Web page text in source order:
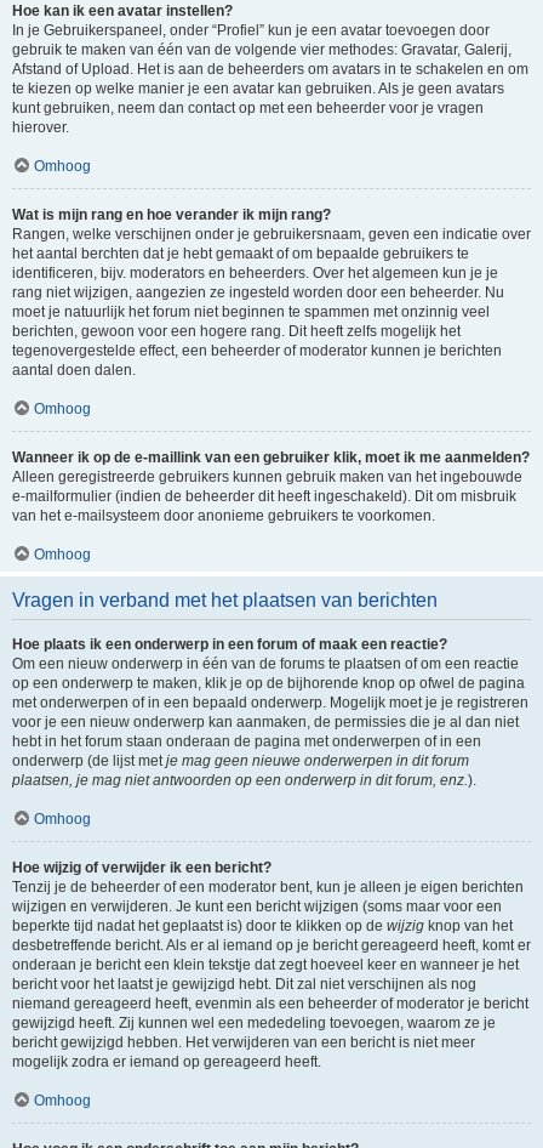
Hoe kan ik een avatar instellen?
In je Gebruikerspaneel, onder “Profiel” kun je een avatar toevoegen door
gebruik te maken van één van de volgende vier methodes: Gravatar, Galerij,
Afstand of Upload. Het is aan de beheerders om avatars in te schakelen en om
te kiezen op welke manier je een avatar kan gebruiken. Als je geen avatars
kunt gebruiken, neem dan contact op met een beheerder voor je vragen
hierover.
Omhoog
Wat is mijn rang en hoe verander ik mijn rang?
Rangen, welke verschijnen onder je gebruikersnaam, geven een indicatie over
het aantal berchten dat je hebt gemaakt of om bepaalde gebruikers te
identificeren, bijv. moderators en beheerders. Over het algemeen kun je je
rang niet wijzigen, aangezien ze ingesteld worden door een beheerder. Nu
moet je natuurlijk het forum niet beginnen te spammen met onzinnig veel
berichten, gewoon voor een hogere rang. Dit heeft zelfs mogelijk het
tegenovergestelde effect, een beheerder of moderator kunnen je berichten
aantal doen dalen.
Omhoog
Wanneer ik op de e-maillink van een gebruiker klik, moet ik me aanmelden?
Alleen geregistreerde gebruikers kunnen gebruik maken van het ingebouwde
e-mailformulier (indien de beheerder dit heeft ingeschakeld). Dit om misbruik
van het e-mailsysteem door anonieme gebruikers te voorkomen.
Omhoog
Vragen in verband met het plaatsen van berichten
Hoe plaats ik een onderwerp in een forum of maak een reactie?
Om een nieuw onderwerp in één van de forums te plaatsen of om een reactie
op een onderwerp te maken, klik je op de bijhorende knop op ofwel de pagina
met onderwerpen of in een bepaald onderwerp. Mogelijk moet je je registreren
voor je een nieuw onderwerp kan aanmaken, de permissies die je al dan niet
hebt in het forum staan onderaan de pagina met onderwerpen of in een
onderwerp (de lijst metje mag geen nieuwe onderwerpen in dit forum
plaatsen, je mag niet antwoorden op een onderwerp in dit forum, enz.).
Omhoog
Hoe wijzig of verwijder ik een bericht?
Tenzij je de beheerder of een moderator bent, kun je alleen je eigen berichten
wijzigen en verwijderen. Je kunt een bericht wijzigen (soms maar voor een
beperkte tijd nadat het geplaatst is) door te klikken op de wijzig knop van het
desbetreffende bericht. Als er al iemand op je bericht gereageerd heeft, komt er
onderaan je bericht een klein tekstje dat zegt hoeveel keer en wanneer je het
bericht voor het laatst je gewijzigd hebt. Dit zal niet verschijnen als nog
niemand gereageerd heeft, evenmin als een beheerder of moderator je bericht
gewijzigd heeft. Zij kunnen wel een mededeling toevoegen, waarom ze je
bericht gewijzigd hebben. Het verwijderen van een bericht is niet meer
mogelijk zodra er iemand op gereageerd heeft.
Omhoog